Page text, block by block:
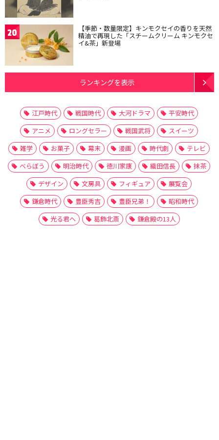
20 【季節・数量限定】キンモクセイの香りを天然
精油で再現した「スチームクリーム キンモクセ
イ&茶」新登場
ランキングを表示
江戸時代 戦国時代 大河ドラマ
平安時代
アニメ
ロングセラー 戦国武将
スイーツ
雑学
お菓子 幕末 漫画 時代劇
テレビ
べらぼう
明治時代 徳川家康 織田信長
抹茶
デザイン
文房具 フィギュア
展覧会
鎌倉時代
豊臣秀吉 豊臣兄弟！
昭和時代
光る君へ
葛飾北斎 鎌倉殿の13人